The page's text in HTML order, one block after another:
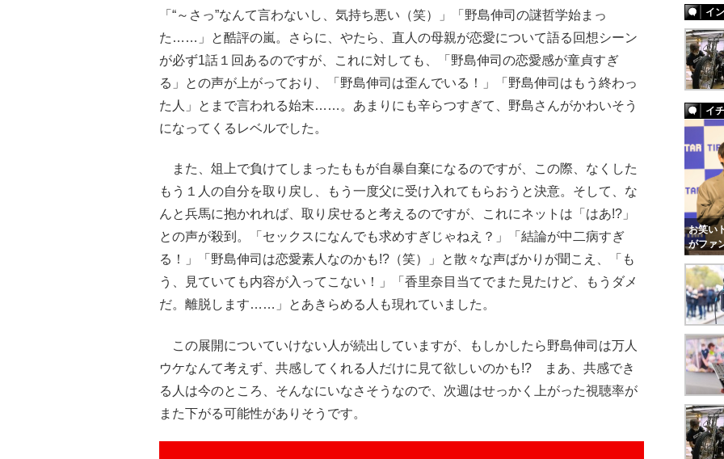
「“～さっ”なんて言わないし、気持ち悪い（笑）」「野島伸司の謎哲学始まっ
た……」と酷評の嵐。さらに、やたら、直人の母親が恋愛について語る回想シーン
が必ず1話１回あるのですが、これに対しても、「野島伸司の恋愛感が童貞すぎ
る」との声が上がっており、「野島伸司は歪んでいる！」「野島伸司はもう終わっ
た人」とまで言われる始末……。あまりにも辛らつすぎて、野島さんがかわいそう
になってくるレベルでした。
また、俎上で負けてしまったももが自暴自棄になるのですが、この際、なくした
もう１人の自分を取り戻し、もう一度父に受け入れてもらおうと決意。そして、な
んと兵馬に抱かれれば、取り戻せると考えるのですが、これにネットは「はあ!?」
との声が殺到。「セックスになんでも求めすぎじゃねえ？」「結論が中二病すぎ
る！」「野島伸司は恋愛素人なのかも!?（笑）」と散々な声ばかりが聞こえ、「も
う、見ていても内容が入ってこない！」「香里奈目当てでまた見たけど、もうダメ
だ。離脱します……」とあきらめる人も現れていました。
この展開についていけない人が続出していますが、もしかしたら野島伸司は万人
ウケなんて考えず、共感してくれる人だけに見て欲しいのかも!? まあ、共感でき
る人は今のところ、そんなにいなさそうなので、次週はせっかく上がった視聴率が
また下がる可能性がありそうです。
イ
イ
お笑い
がファ